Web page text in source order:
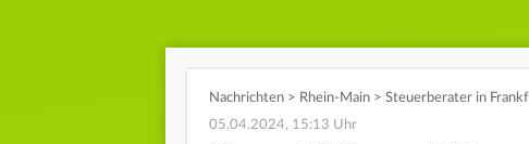
Nachrichten > Rhein-Main > Steuerberater in
05.04.2024, 15:13 Uhr